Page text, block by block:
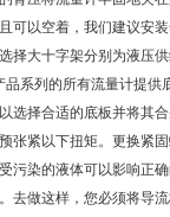
可以空着，我们建议安
择大十字架分别为液压
品系列的所有流量计提
选择合适的底板并将其
张紧以下扭矩。更换紧
污染的液体可以影响正
去做这样，您必须将导